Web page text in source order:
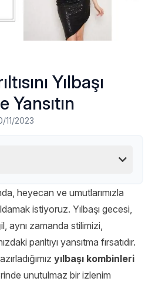
Yılbaşı
Yansıtın
11/2023
heyecan ve umutlarımızla
istiyoruz. Yılbaşı gecesi,
aynı zamanda stilimizi,
parıltıyı yansıtma fırsatıdır.
yılbaşı kombinleri
unutulmaz bir izlenim